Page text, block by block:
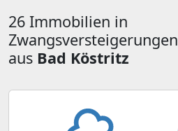
26 Immobilien in
Zwangsversteigerungen
aus Bad Köstritz